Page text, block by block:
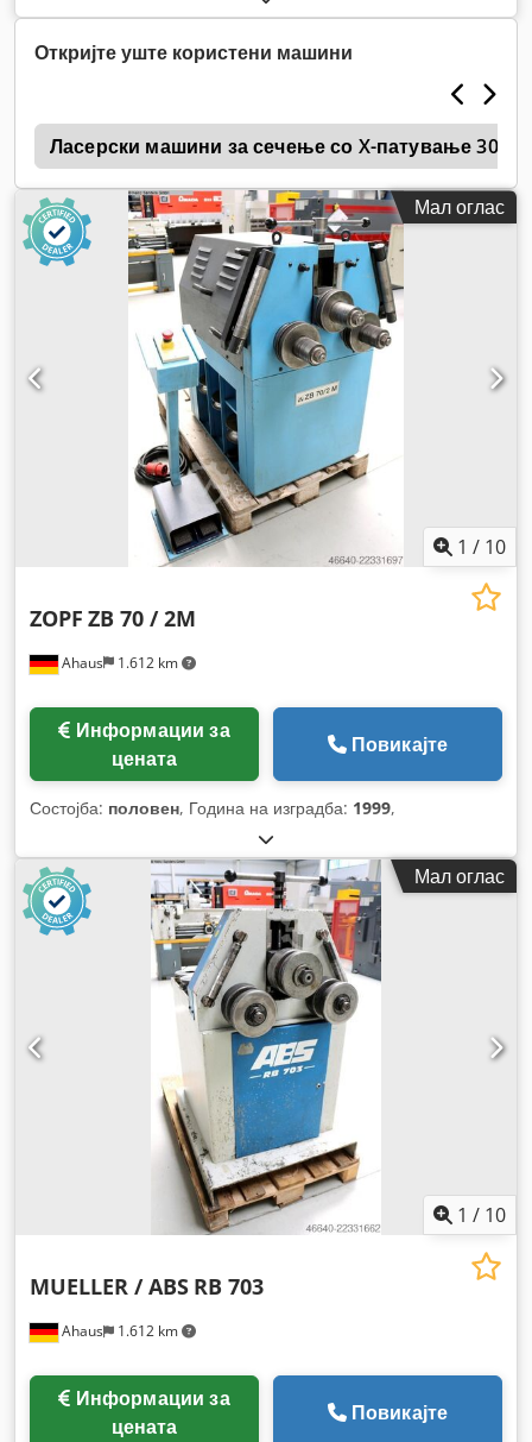
Откријте уште користени машини
Ласерски машини за сечење со X-патување
Мал оглас
1 / 10
Ahaus 1.612 km
ZOPF ZB 70 / 2M
цената
Повикајте
Состојба: половен, Година на изградба: 1999,
Мал оглас
1 / 10
Ahaus 1.612 km
MUELLER / ABS RB 703
цената
Повикајте